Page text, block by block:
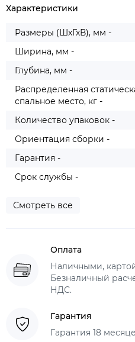
Характеристики
Размеры (ШхГхВ), мм -
Ширина, мм -
Глубина, мм -
Распределенная
спальное место, кг -
Количество упаковок -
Ориентация сборки -
Гарантия -
Срок службы -
Смотреть все
Оплата
Наличными,
Безналичный
НДС.
Гарантия
Гарантия 18